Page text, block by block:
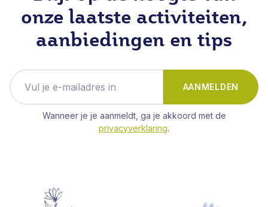
onze laatste activiteiten,
aanbiedingen en tips
AANMELDEN
Wanneer je je aanmeldt, ga je akkoord met de
privacyverklaring.